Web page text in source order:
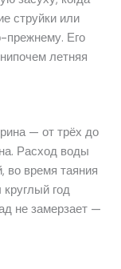
струйки или
Его
летняя
— от трёх до
Расход воды
во время таяния
год
не замерзает —